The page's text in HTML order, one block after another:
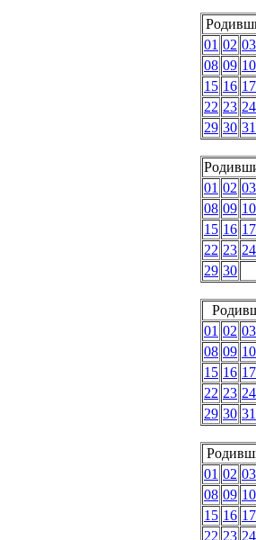
01 02 03
08 09 10
15 16 17
22 23 24
29 30 31
01 02 03
08 09 10
15 16 17
22 23 24
29 30
01 02 03
08 09 10
15 16 17
22 23 24
29 30 31
01 02 03
08 09 10
15 16 17
22 23 24